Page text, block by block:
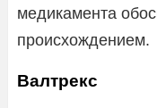
медикамента
происхождением.
Валтрекс